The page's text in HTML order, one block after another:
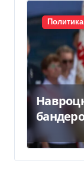
Политика
место